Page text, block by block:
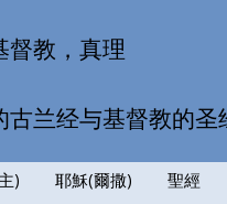
督教，真理
古兰经与基督教的
) 耶穌(爾撒) 聖經